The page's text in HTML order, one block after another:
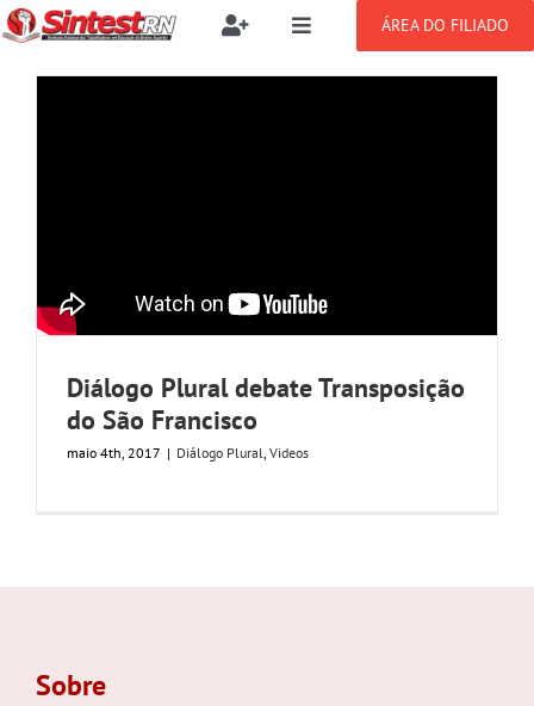
Ir
para
Toggle
Buscar
Setor jurídico
Toggle
CONGRESSOS
GREVE
ÁREA DO FILIADO
Diálogo Plural debate Transposição
do São Francisco
maio 4th, 2017 | Diálogo Plural, Videos
Sobre